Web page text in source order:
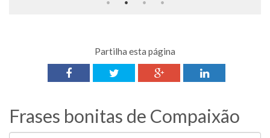
Partilha esta página
Frases bonitas de Compaixão